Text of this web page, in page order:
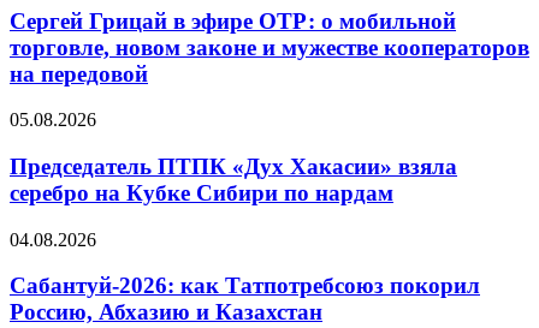
Сергей Грицай в эфире ОТР: о мобильной
торговле, новом законе и мужестве кооператоров
на передовой
05.08.2026
Председатель ПТПК «Дух Хакасии» взяла
серебро на Кубке Сибири по нардам
04.08.2026
Сабантуй-2026: как Татпотребсоюз покорил
Россию, Абхазию и Казахстан